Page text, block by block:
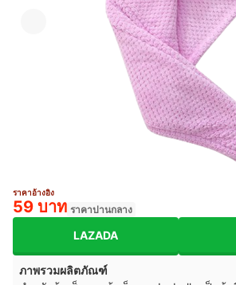
ราคาอ้างอิง
59 บาท ราคาปานกลาง
LAZADA
ภาพรวมผลิตภัณฑ์